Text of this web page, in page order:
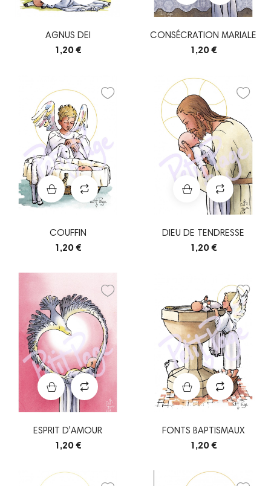
AGNUS DEI
1,20 €
CONSÉCRATION MARIALE
1,20 €
COUFFIN
1,20 €
DIEU DE TENDRESSE
1,20 €
ESPRIT D'AMOUR
1,20 €
FONTS BAPTISMAUX
1,20 €